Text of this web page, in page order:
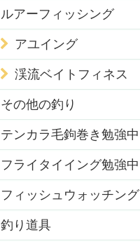
ルアーフィッシング
アユイング
渓流ベイトフィネス
その他の釣り
テンカラ毛鉤巻き勉強中
フライタイイング勉強中
フィッシュウォッチング
釣り道具